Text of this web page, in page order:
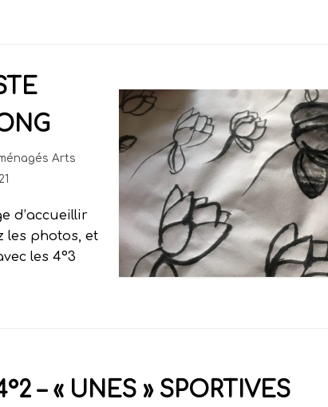
Arts
d’accueillir
les photos, et
les 4°3
– « UNES » SPORTIVES